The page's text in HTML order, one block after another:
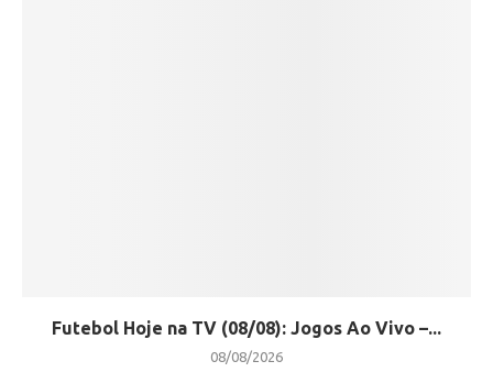
Futebol Hoje na TV (08/08): Jogos Ao Vivo –...
08/08/2026